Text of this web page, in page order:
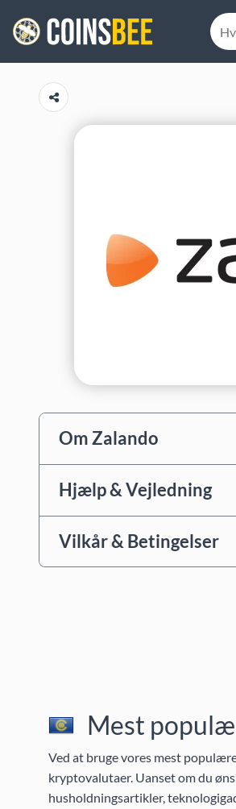
Om Zalando
Hjælp & Vejledning
Vilkår & Betingelser
Mest
Ved at bruge vores mest
kryptovalutaer. Uanset om du
husholdningsartikler,